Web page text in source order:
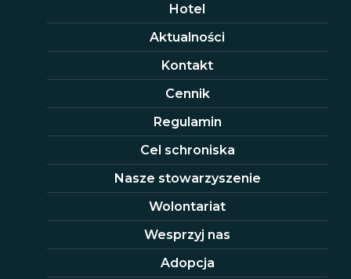
Hotel
Aktualności
Kontakt
Cennik
Regulamin
Cel schroniska
Nasze stowarzyszenie
Wolontariat
Wesprzyj nas
Adopcja